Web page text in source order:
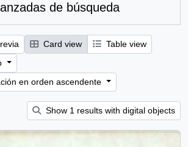
de búsqueda
Card view
Table view
en orden ascendente
Show 1 results with digital objects